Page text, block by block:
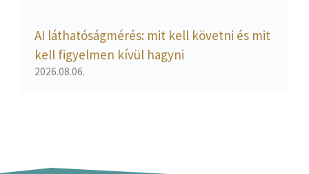
AI láthatóságmérés: mit kell követni és mit
kell figyelmen kívül hagyni
2026.08.06.